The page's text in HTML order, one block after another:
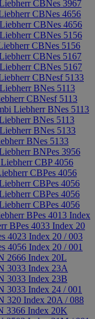
CBNes 3967
CBNes 4656
CBNes 4656
CBNes 5156
CBNes 5156
CBNes 5167
CBNes 5167
CBNesf 5133
BNes 5113
CBNesf 5113
Liebherr BNes 5113
BNes 5113
BNes 5133
BNes 5133
BNPes 3956
CBP 4056
CBPes 4056
CBPes 4056
CBPes 4056
CBPes 4056
BPes 4013 Index
BPes 4033 Index 20
4023 Index 20 / 003
4056 Index 20 / 001
2666 Index 20L
3033 Index 23A
3033 Index 23B
3033 Index 24 / 001
320 Index 20A / 088
3366 Index 20K